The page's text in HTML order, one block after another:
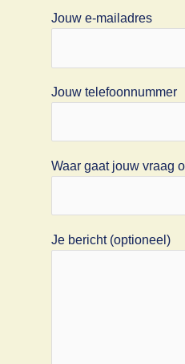
Jouw e-mailadres
Jouw telefoonnummer
Waar gaat jouw vraag
Je bericht (optioneel)